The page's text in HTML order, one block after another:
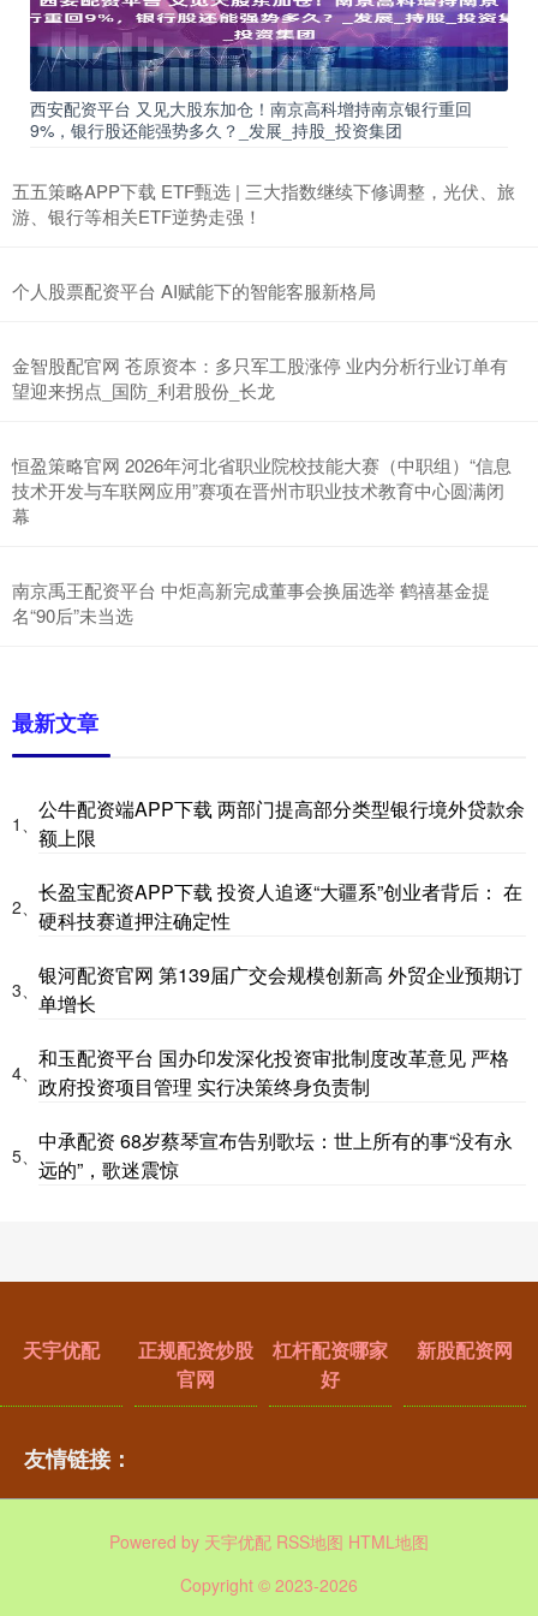
西安配资平台 又见大股东加仓！南京高科增持南京银行重回
9%，银行股还能强势多久？_发展_持股_投资集团
五五策略APP下载 ETF甄选 | 三大指数继续下修调整，光伏、旅
游、银行等相关ETF逆势走强！
个人股票配资平台 AI赋能下的智能客服新格局
金智股配官网 苍原资本：多只军工股涨停 业内分析行业订单有
望迎来拐点_国防_利君股份_长龙
恒盈策略官网 2026年河北省职业院校技能大赛（中职组）“信息
技术开发与车联网应用”赛项在晋州市职业技术教育中心圆满闭
幕
南京禹王配资平台 中炬高新完成董事会换届选举 鹤禧基金提
名“90后”未当选
最新文章
1、
公牛配资端APP下载 两部门提高部分类型银行境外贷款余
额上限
2、
长盈宝配资APP下载 投资人追逐“大疆系”创业者背后： 在
硬科技赛道押注确定性
3、
银河配资官网 第139届广交会规模创新高 外贸企业预期订
单增长
4、
和玉配资平台 国办印发深化投资审批制度改革意见 严格
政府投资项目管理 实行决策终身负责制
5、
中承配资 68岁蔡琴宣布告别歌坛：世上所有的事“没有永
远的”，歌迷震惊
天宇优配
正规配资炒股
官网
杠杆配资哪家
好
新股配资网
友情链接：
Powered by 天宇优配 RSS地图 HTML地图
Copyright © 2023-2026